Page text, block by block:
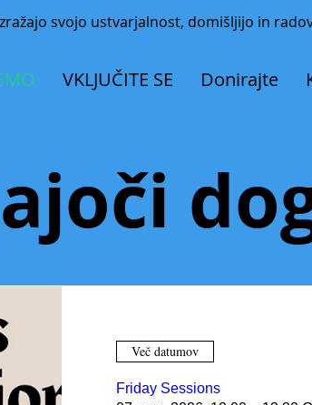
svojo ustvarjalnost, domišljijo in
VKLJUČITE SE Donirajte
Več datumov
Friday Sessions